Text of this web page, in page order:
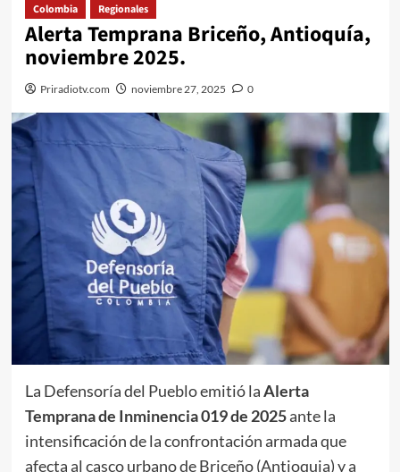
Colombia Regionales
Alerta Temprana Briceño, Antioquía,
noviembre 2025.
Priradiotv.com noviembre 27, 2025 0
La Defensoría del Pueblo emitió laAlerta
Temprana de Inminencia 019 de 2025ante la
intensificación de la confrontación armada que
afecta al casco urbano de Briceño (Antioquia) y a